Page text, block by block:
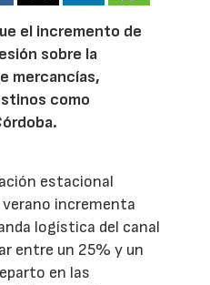
el incremento de
sobre la
mercancías,
como
estacional
incrementa
logística del canal
entre un 25% y un
en las